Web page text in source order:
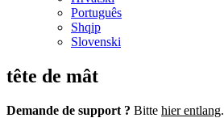
Português
Shqip
Slovenski
tête de mât
Demande de support ? Bitte hier entlang.